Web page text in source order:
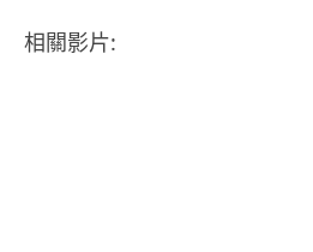
相關影片: